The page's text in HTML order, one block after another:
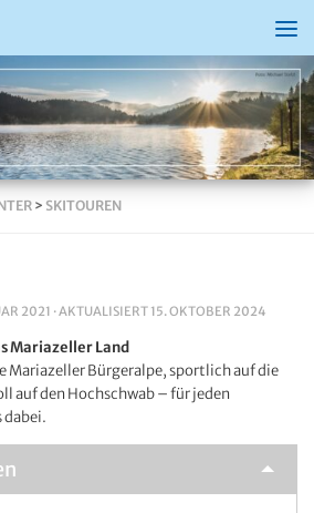
> SKITOUREN
2021 · AKTUALISIERT 15. OKTOBER 2024
Mariazeller Land
Mariazeller Bürgeralpe, sportlich auf die
auf den Hochschwab – für jeden
dabei.